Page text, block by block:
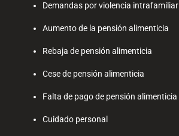
Demandas por violencia intrafamiliar
Aumento de la pensión alimenticia
Rebaja de pensión alimenticia
Cese de pensión alimenticia
Falta de pago de pensión alimenticia
Cuidado personal